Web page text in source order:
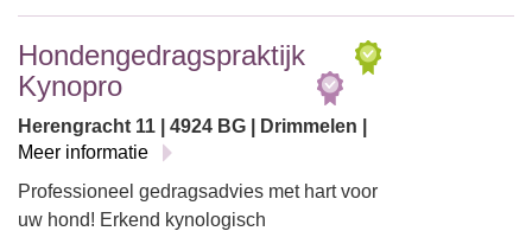
Hondengedragspraktijk
Kynopro
Herengracht 11 | 4924 BG | Drimmelen |
Meer informatie
Professioneel gedragsadvies met hart voor
uw hond! Erkend kynologisch